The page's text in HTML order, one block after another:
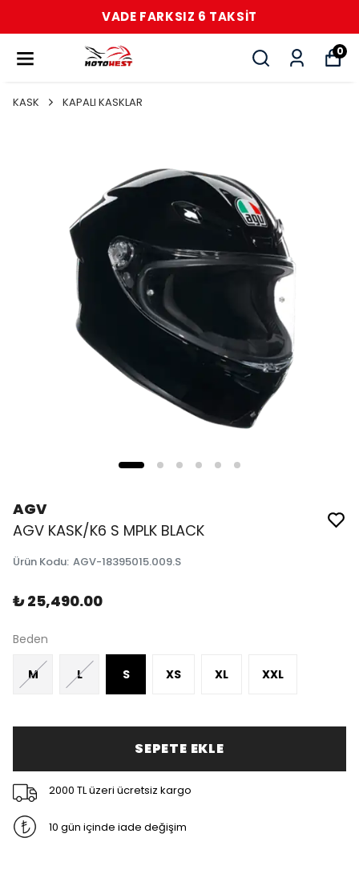
VADE FARKSIZ 6 TAKSİT
0
KASK KAPALI KASKLAR
AGV
AGV KASK/K6 S MPLK BLACK
Ürün Kodu: AGV-18395015.009.S
₺ 25,490.00
Beden
M L S XS XL XXL
SEPETE EKLE
2000 TL üzeri ücretsiz kargo
10 gün içinde iade değişim